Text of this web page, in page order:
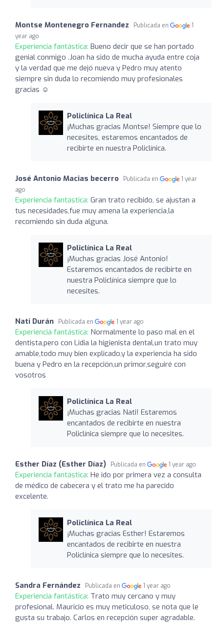
Montse Montenegro Fernandez Publicada en
1
year ago
Experiencia fantástica: Bueno decir que se han portado
genial conmigo .Joan ha sido de mucha ayuda entre coja
y la verdad que me dejó nueva y Pedro muy atento
siempre sin duda lo recomiendo muy profesionales
gracias ☺️
Policlínica La Real
¡Muchas gracias Montse! Siempre que lo
necesites, estaremos encantados de
recibirte en nuestra Policlínica.
José Antonio Macias becerro Publicada en
1 year
ago
Experiencia fantástica: Gran trato recibido, se ajustan a
tus necesidades,fue muy amena la experiencia,la
recomiendo sin duda alguna.
Policlínica La Real
¡Muchas gracias José Antonio!
Estaremos encantados de recibirte en
nuestra Policlínica siempre que lo
necesites.
Nati Durán Publicada en 1 year ago
Experiencia fantástica: Normalmente lo paso mal en el
dentista,pero con Lidia la higienista dental,un trato muy
amable,todo muy bien explicado,y la experiencia ha sido
buena y Pedro en la recepción,un primor,seguiré con
vosotros
Policlínica La Real
¡Muchas gracias Nati! Estaremos
encantados de recibirte en nuestra
Policlínica siempre que lo necesites.
Esther Díaz (Esther Díaz) Publicada en 1 year ago
Experiencia fantástica: He ido por primera vez a consulta
de médico de cabecera y el trato me ha parecido
excelente.
Policlínica La Real
¡Muchas gracias Esther! Estaremos
encantados de recibirte en nuestra
Policlínica siempre que lo necesites.
Sandra Fernández Publicada en 1 year ago
Experiencia fantástica: Trato muy cercano y muy
profesional. Mauricio es muy meticuloso, se nota que le
gusta su trabajo. Carlos en recepción super agradable.